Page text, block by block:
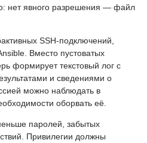
нет явного разрешения — файл
SSH-подключений,
Вместо пустоватых
формирует текстовый лог с
и сведениями о
можно наблюдать в
оборвать её.
паролей, забытых
Привилегии должны